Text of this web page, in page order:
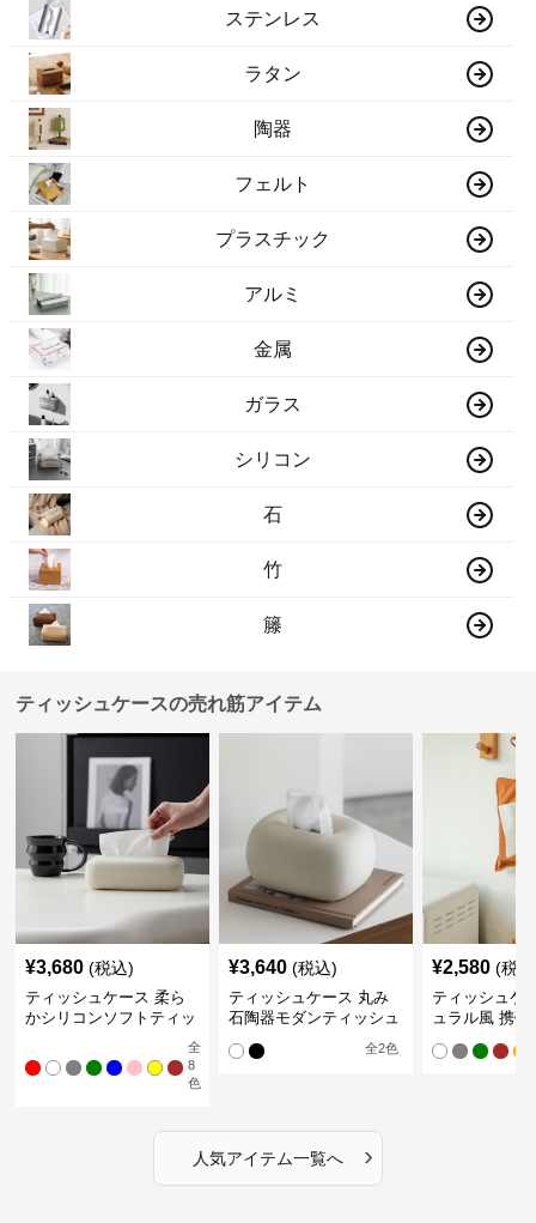
ステンレス
ラタン
陶器
フェルト
プラスチック
アルミ
金属
ガラス
シリコン
石
竹
籐
ティッシュケースの売れ筋アイテム
¥3,680 (税込)
ティッシュケース 柔ら
かシリコンソフトティッ
全
8
色
¥3,640 (税込)
ティッシュケース 丸み
石陶器モダンティッシュ
全2色
¥2,580 (税
ティッシュケ
ュラル風 携帯
人気アイテム一覧へ ›